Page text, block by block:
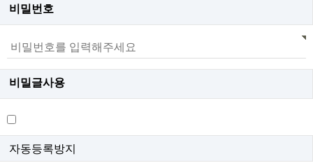
비밀번호
비밀글사용
자동등록방지